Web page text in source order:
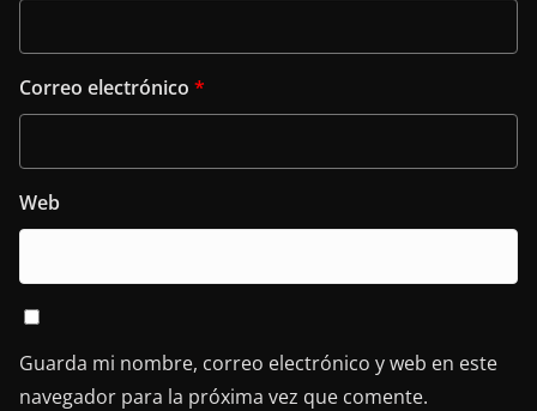
Correo electrónico *
Web
Guarda mi nombre, correo electrónico y web en este
navegador para la próxima vez que comente.